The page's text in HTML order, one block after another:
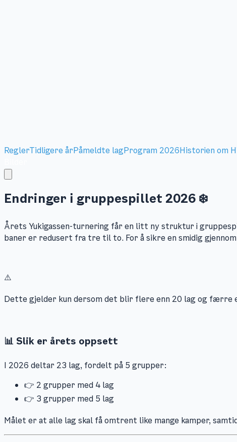
ReglerTidligere årPåmeldte lagProgram 2026Historien om
Endringer i gruppespillet 2026 ❄️
Årets Yukigassen-turnering får en litt ny struktur i
baner er redusert fra tre til to. For å sikre en smidig
⚠️
Dette gjelder kun dersom det blir flere enn 20 lag og færre
📊 Slik er årets oppsett
I 2026 deltar 23 lag, fordelt på 5 grupper:
👉 2 grupper med 4 lag
👉 3 grupper med 5 lag
Målet er at alle lag skal få omtrent like mange kamper,